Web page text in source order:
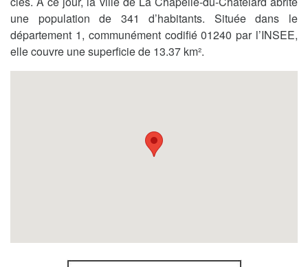
une population de 341 d’habitants. Située dans le
département 1, communément codifié 01240 par l’INSEE,
elle couvre une superficie de 13.37 km².